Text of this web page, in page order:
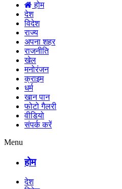
होम
देश
विदेश
राज्य
अपना शहर
राजनीति
खेल
मनोरंजन
क्राइम
धर्म
खान पान
फोटो गैलरी
वीडियो
संपर्क करें
Menu
होम
देश